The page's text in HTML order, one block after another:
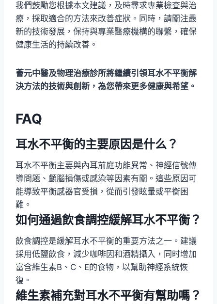
我們鼓勵您根據本文建議，及時尋求專業檢查與治
療，採取適合的方法來改善症狀。同時，請關注最
新的技術發展，保持與專業醫療機構的聯繫，確保
健康生活的持續改善。
薈元中醫及物理治療診所將繼續引領耳水不平衡解
決方法的技術與創新，為您帶來更多健康與希望。
FAQ
耳水不平衡的主要原因是什么？
耳水不平衡主要與內耳前庭功能異常、神經信號傳
導問題、顱腦損傷或感染等因素有關。這些原因可
能導致平衡感器官受損，從而引發眩暈或平衡困
難。
如何通過飲食調控緩解耳水不平衡？
飲食調控是緩解耳水不平衡的重要方法之一。建議
採用低鹽飲食，減少咖啡因和酒精攝入，同时增加
富含維生素B、C、E的食物，以幫助神經系統恢
復。
維生素補充對耳水不平衡有幫助嗎？